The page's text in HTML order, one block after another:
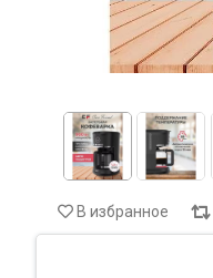
В избранное